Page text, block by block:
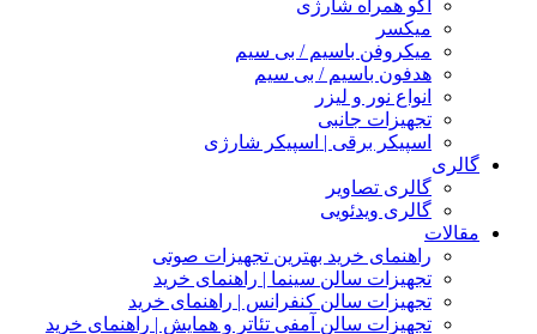
اکو همراه شارژی
میکسر
میکروفن باسیم / بی سیم
هدفون باسیم / بی سیم
انواع نور و لیزر
تجهیزات جانبی
اسپیکر برقی | اسپیکر شارژی
گالری
گالری تصاویر
گالری ویدئویی
مقالات
راهنمای خرید بهترین تجهیزات صوتی
تجهیزات سالن سینما | راهنمای خرید
تجهیزات سالن کنفرانس | راهنمای خرید
تجهیزات سالن آمفی تئاتر و همایش | راهنمای خرید